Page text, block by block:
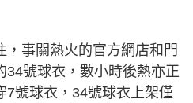
，事關熱火的官方網店和門
34號球衣，數小時後熱亦正
7號球衣，34號球衣上架僅